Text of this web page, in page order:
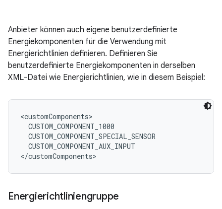
Anbieter können auch eigene benutzerdefinierte
Energiekomponenten für die Verwendung mit
Energierichtlinien definieren. Definieren Sie
benutzerdefinierte Energiekomponenten in derselben
XML-Datei wie Energierichtlinien, wie in diesem Beispiel:
<customComponents>
CUSTOM_COMPONENT_1000
CUSTOM_COMPONENT_SPECIAL_SENSOR
CUSTOM_COMPONENT_AUX_INPUT
Energierichtliniengruppe